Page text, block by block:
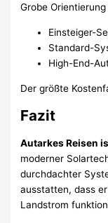
Grobe
Einsteiger-
Standard-
High-End-
Der größte
Fazit
Autarkes Reisen
moderner
durchdachter
ausstatten, dass
Landstrom